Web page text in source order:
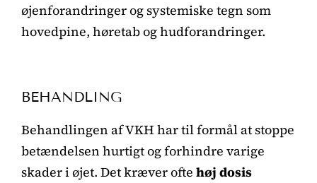
øjenforandringer og systemiske tegn som
hovedpine, høretab og hudforandringer.
BEHANDLING
Behandlingen af VKH har til formål at stoppe
betændelsen hurtigt og forhindre varige
skader i øjet. Det kræver ofte høj dosis